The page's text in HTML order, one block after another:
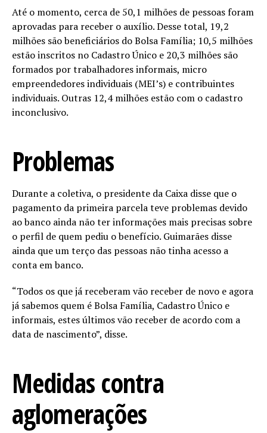
Até o momento, cerca de 50,1 milhões de pessoas foram
aprovadas para receber o auxílio. Desse total, 19,2
milhões são beneficiários do Bolsa Família; 10,5 milhões
estão inscritos no Cadastro Único e 20,3 milhões são
formados por trabalhadores informais, micro
empreendedores individuais (MEI’s) e contribuintes
individuais. Outras 12,4 milhões estão com o cadastro
inconclusivo.
Problemas
Durante a coletiva, o presidente da Caixa disse que o
pagamento da primeira parcela teve problemas devido
ao banco ainda não ter informações mais precisas sobre
o perfil de quem pediu o benefício. Guimarães disse
ainda que um terço das pessoas não tinha acesso a
conta em banco.
“Todos os que já receberam vão receber de novo e agora
já sabemos quem é Bolsa Família, Cadastro Único e
informais, estes últimos vão receber de acordo com a
data de nascimento”, disse.
Medidas contra
aglomerações